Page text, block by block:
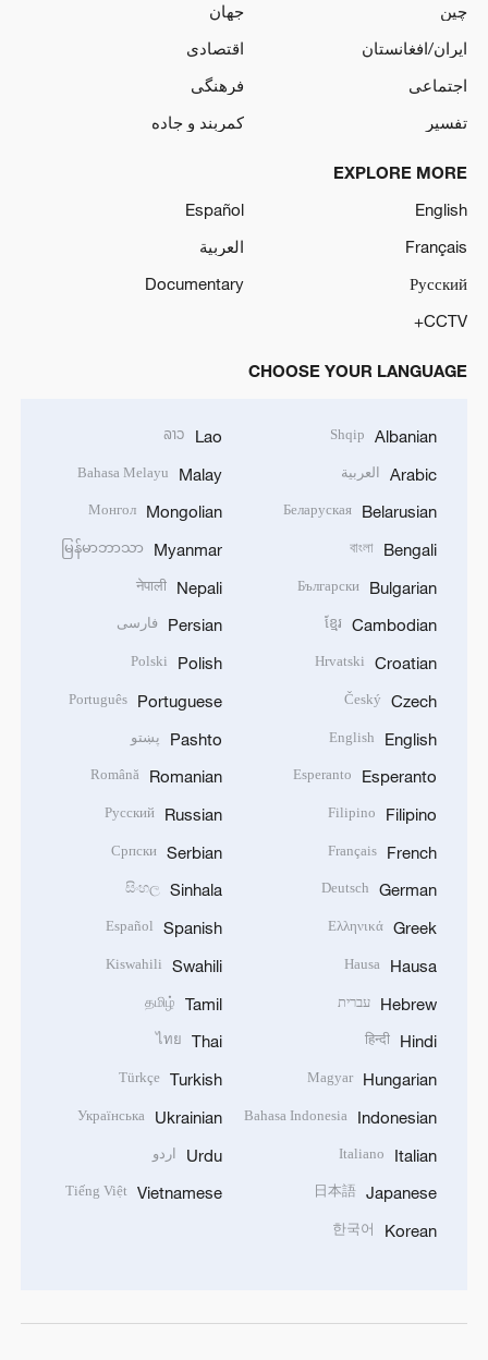
چین
جهان
ایران/افغانستان
اقتصادی
اجتماعی
فرهنگی
تفسیر
کمربند و جاده
EXPLORE MORE
English
Español
Français
العربية
Русский
Documentary
CCTV+
CHOOSE YOUR LANGUAGE
Albanian
Shqip
Arabic العربية
Belarusian
Беларуская
Bengali
বাংলা
Bulgarian
Български
Cambodian
ខ្មែរ
Croatian
Hrvatski
Czech
Český
English
English
Esperanto
Esperanto
Filipino
Filipino
French
Français
German
Deutsch
Greek
Ελληνικά
Hausa
Hausa
Hebrew עברית
Hindi
हिन्दी
Hungarian
Magyar
Indonesian
Bahasa Indonesia
Italian
Italiano
Japanese
日本語
Korean
한국어
Lao
ລາວ
Malay
Bahasa Melayu
Mongolian
Монгол
Myanmar
မြန်မာဘာသာ
Nepali
नेपाली
Persian فارسی
Polish
Polski
Portuguese
Português
Pashto پښتو
Romanian
Română
Russian
Русский
Serbian
Српски
Sinhala
සිංහල
Spanish
Español
Swahili
Kiswahili
Tamil
தமிழ்
Thai
ไทย
Turkish
Türkçe
Ukrainian
Українська
Urdu اردو
Vietnamese
Tiếng Việt